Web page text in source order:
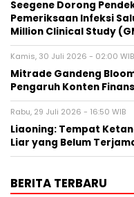
Seegene Dorong
Pemeriksaan Infeksi
Million Clinical Study
Kamis, 30 Juli 2026 - 02:00 WIB
Mitrade Gandeng
Pengaruh Konten
Rabu, 29 Juli 2026 - 16:50 WIB
Liaoning: Tempat
Liar yang Belum
BERITA TERBARU